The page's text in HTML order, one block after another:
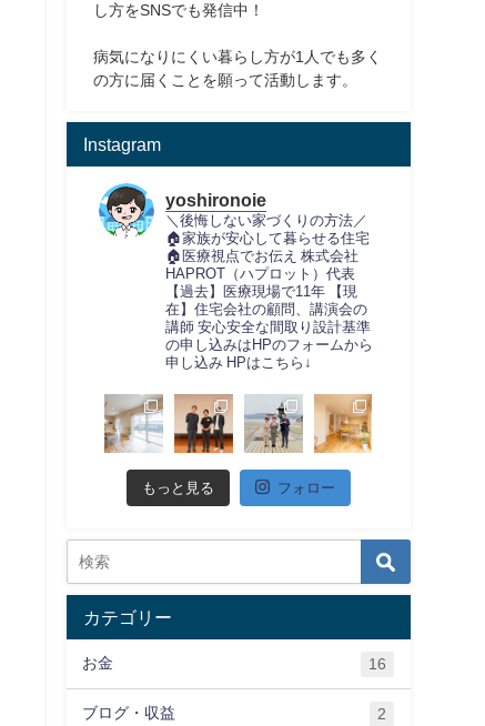
し方をSNSでも発信中！
病気になりにくい暮らし方が1人でも多く
の方に届くことを願って活動します。
Instagram
yoshironoie
＼後悔しない家づくりの方法／
🏠家族が安心して暮らせる住宅
🏠医療視点でお伝え 株式会社
HAPROT（ハプロット）代表
【過去】医療現場で11年 【現
在】住宅会社の顧問、講演会の
講師 安心安全な間取り設計基準
の申し込みはHPのフォームから
申し込み HPはこちら↓
もっと見る フォロー
カテゴリー
お金 16
ブログ・収益 2